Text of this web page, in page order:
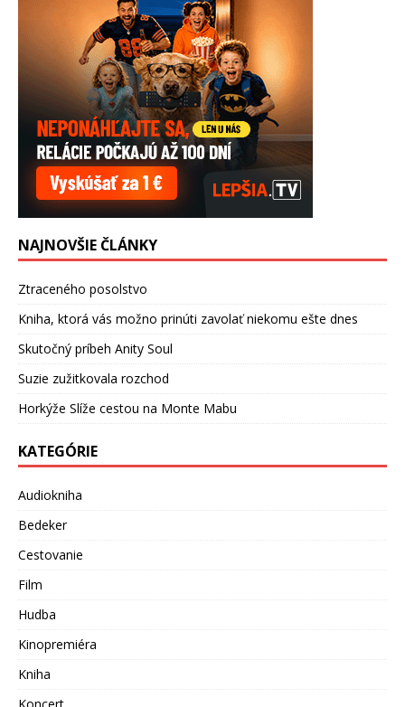
NAJNOVŠIE ČLÁNKY
Ztraceného posolstvo
Kniha, ktorá vás možno prinúti zavolať niekomu ešte dnes
Skutočný príbeh Anity Soul
Suzie zužitkovala rozchod
Horkýže Slíže cestou na Monte Mabu
KATEGÓRIE
Audiokniha
Bedeker
Cestovanie
Film
Hudba
Kinopremiéra
Kniha
Koncert